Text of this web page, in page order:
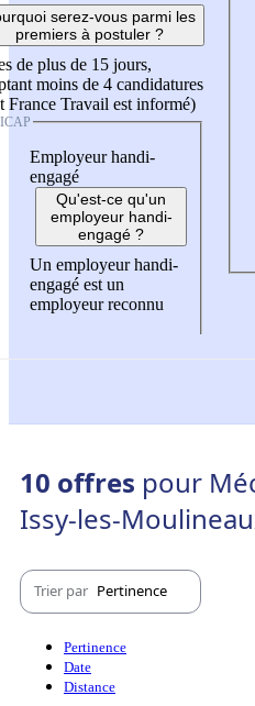
serez-vous parmi les
premiers à postuler ?
de plus de 15 jours,
moins de 4 candidatures
France Travail est informé)
Employeur handi-
engagé
Qu'est-ce qu'un
employeur handi-
engagé ?
Un employeur handi-
engagé est un
employeur reconnu
10 offres pour
Issy-les-
Trier par Pertinence
Pertinence
Date
Distance